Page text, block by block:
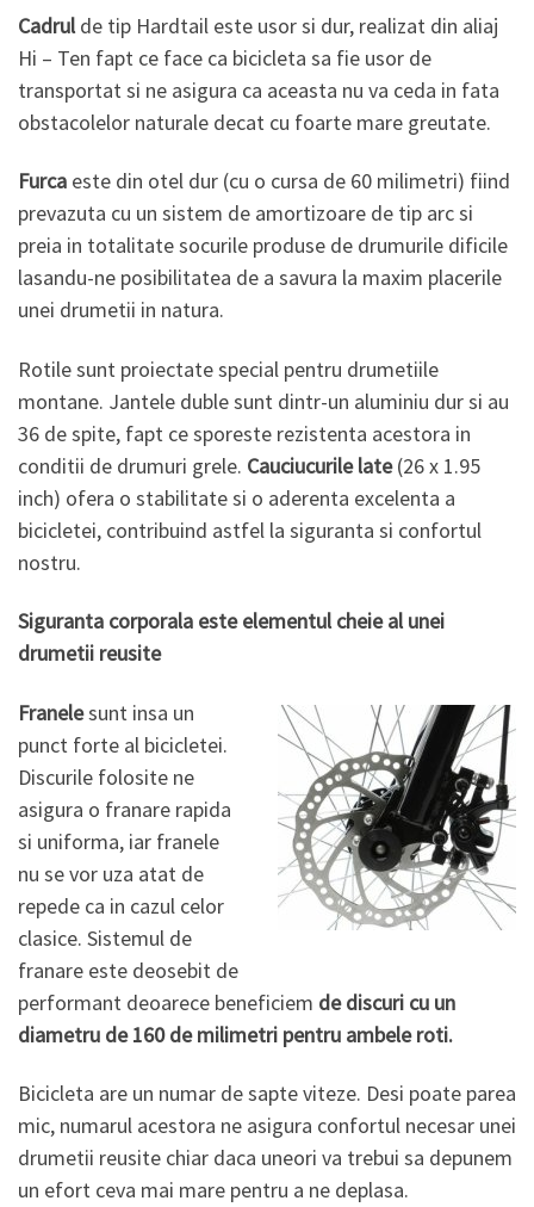
Cadrulde tip Hardtail este usor si dur, realizat din aliaj
Hi – Ten fapt ce face ca bicicleta sa fie usor de
transportat si ne asigura ca aceasta nu va ceda in fata
obstacolelor naturale decat cu foarte mare greutate.
Furca este din otel dur (cu o cursa de 60 milimetri) fiind
prevazuta cu un sistem de amortizoare de tip arc si
preia in totalitate socurile produse de drumurile dificile
lasandu-ne posibilitatea de a savura la maxim placerile
unei drumetii in natura.
Rotile sunt proiectate special pentru drumetiile
montane. Jantele duble sunt dintr-un aluminiu dur si au
36 de spite, fapt ce sporeste rezistenta acestora in
conditii de drumuri grele. Cauciucurile late(26 x 1.95
inch) ofera o stabilitate si o aderenta excelenta a
bicicletei, contribuind astfel la siguranta si confortul
nostru.
Siguranta corporala este elementul cheie al unei
drumetii reusite
Franelesunt insa un
punct forte al bicicletei.
Discurile folosite ne
asigura o franare rapida
si uniforma, iar franele
nu se vor uza atat de
repede ca in cazul celor
clasice. Sistemul de
franare este deosebit de
performant deoarece beneficiem de discuri cu un
diametru de 160 de milimetri pentru ambele roti.
Bicicleta are un numar de sapte viteze. Desi poate parea
mic, numarul acestora ne asigura confortul necesar unei
drumetii reusite chiar daca uneori va trebui sa depunem
un efort ceva mai mare pentru a ne deplasa.